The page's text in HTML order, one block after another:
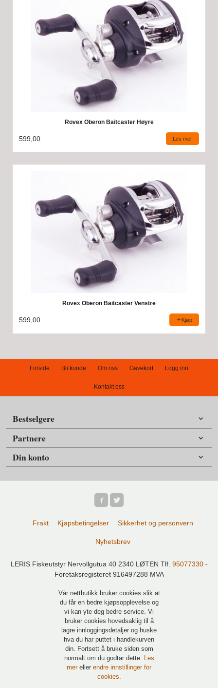
Rovex Oberon Baitcaster Høyre
599,00 Les mer
Rovex Oberon Baitcaster Venstre
599,00 Kjøp
Forside Bli kunde Om oss Gavekort Logg inn
Kontakt oss
Bestselgere
Partnere
Din konto
Frakt Kjøpsbetingelser Sikkerhet og personvern
Nyhetsbrev
LERIS Fiskeutstyr Nervollgutua 40 2340 LØTEN Tlf. 95077330-
Foretaksregisteret 916497288 MVA
Vår nettbutikk bruker cookies slik at
du får en bedre kjøpsopplevelse og
vi kan yte deg bedre service. Vi
bruker cookies hovedsaklig til å
lagre innloggingsdetaljer og huske
hva du har puttet i handlekurven
din. Fortsett å bruke siden som
normalt om du godtar dette.
Les
mer eller endre innstillinger for
cookies.